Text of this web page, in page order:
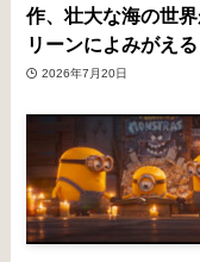
作、壮大な海の世
リーンによみがえる
2026年7月20日